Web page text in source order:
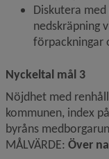
Diskutera
nedskräpning
förpackningar
Nyckeltal mål 3
Nöjdhet med
kommunen, index
byråns
MÅLVÄRDE: Över